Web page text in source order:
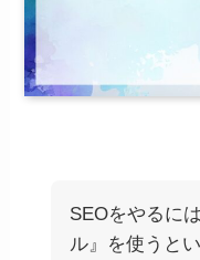
SEOをやるに
ル』を使うと